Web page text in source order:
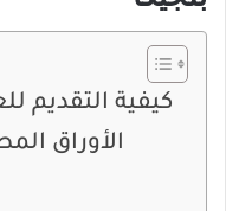
كيفية التقديم
الأوراق